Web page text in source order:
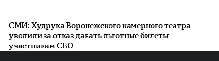
СМИ: Худрука Воронежского камерного театра
уволили за отказ давать льготные билеты
участникам СВО